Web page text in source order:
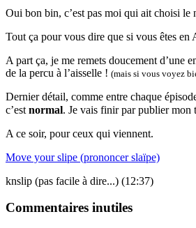
Oui bon bin, c’est pas moi qui ait choisi
Tout ça pour vous dire que si vous êtes en
A part ça, je me remets doucement d’une
de la percu à l’aisselle ! (mais si vous voyez
Dernier détail, comme entre chaque
c’est normal. Je vais finir par publier mon
A ce soir, pour ceux qui viennent.
Move your slipe (prononcer slaïpe)
knslip (pas facile à dire...) (12:37)
Commentaires inutiles